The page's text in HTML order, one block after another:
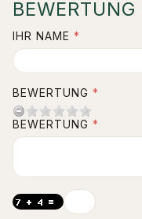
IHR NAME
BEWERTUNG
BEWERTUNG